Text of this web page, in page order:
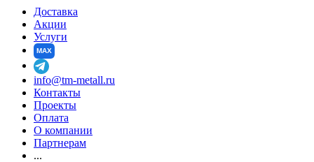
Доставка
Акции
Услуги
MAX
info@tm-metall.ru
Контакты
Проекты
Оплата
О компании
Партнерам
...